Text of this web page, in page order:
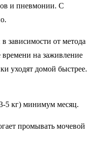
и пневмонии. С
зависимости от метода
на заживление
уходят домой быстрее.
5 кг) минимум месяц.
промывать мочевой